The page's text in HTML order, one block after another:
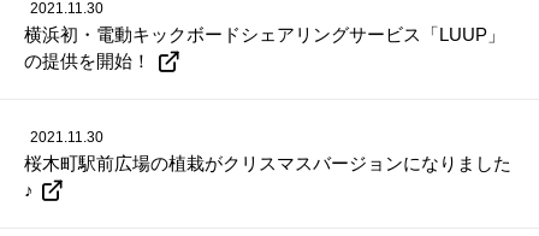
2021.11.30
横浜初・電動キックボードシェアリングサービス「LUUP」
の提供を開始！
2021.11.30
桜木町駅前広場の植栽がクリスマスバージョンになりました
♪